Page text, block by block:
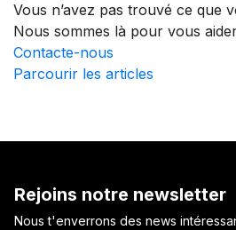
Vous n’avez pas trouvé ce que
Nous sommes là pour vous
Contacte-nous
Parcourir les articles
Rejoins notre newsletter
Nous t'enverrons des news